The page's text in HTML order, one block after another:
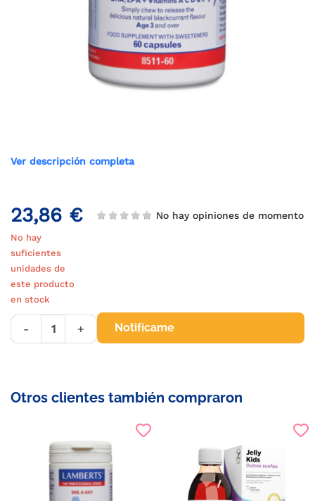
Ver descripción completa
23,86 € No hay opiniones de momento
No hay
suficientes
unidades de
este producto
en stock
- + Notifícame
Otros clientes también compraron